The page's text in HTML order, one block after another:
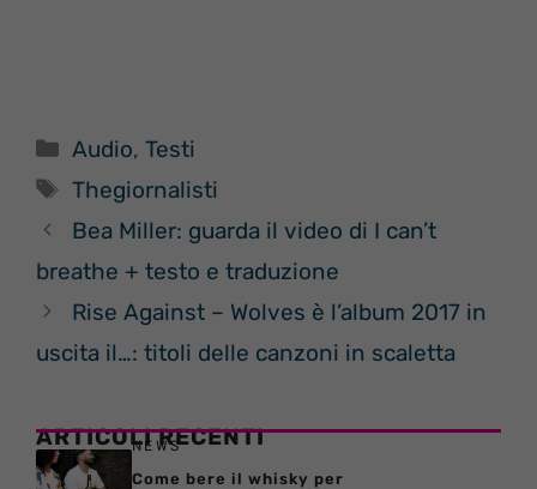
Categorie
Audio,Testi
Tag
Thegiornalisti
Bea Miller: guarda il video di I can’t
breathe + testo e traduzione
Rise Against – Wolves è l’album 2017 in
uscita il…: titoli delle canzoni in scaletta
ARTICOLI RECENTI
NEWS
Come bere il whisky per